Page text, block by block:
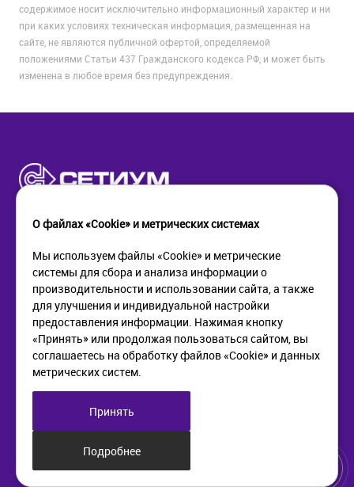
содержимое носит исключительно информационный характер и ни
при каких условиях техническая информация, размещенная на
сайте, не являются публичной офертой, определяемой
положениями Статьи 437 Гражданского кодекса РФ, и может быть
изменена в любое время без предупреждения.
КОМПАНИЯ
О компании
Новости
Контакты
ПОМОЩЬ
Как купить
Доставка
Возврат
ИНФОРМАЦИЯ
Политика в отношении
обработки персональных
web@setium.ru
Малый пр. П.С., д 84-86
О файлах «Cookie» и метрических системах
Мы используем файлы «Cookie» и метрические
системы для сбора и анализа информации о
производительности и использовании сайта, а также
для улучшения и индивидуальной настройки
предоставления информации. Нажимая кнопку
«Принять» или продолжая пользоваться сайтом, вы
соглашаетесь на обработку файлов «Cookie» и данных
метрических систем.
Принять
Подробнее